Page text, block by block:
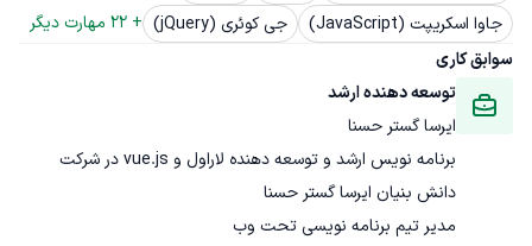
جاوا اسکریپت (JavaScript)
جی کوئری (jQuery) +
22 مهارت دیگر
سوابق کاری
توسعه دهنده ارشد
ایرسا گستر حسنا
برنامه نویس ارشد و توسعه دهنده لاراول و vue.js در شرکت
مدیر تیم برنامه نویسی تحت وب